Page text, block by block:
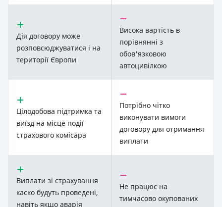
Дія договору може
розповсюджуватися і на
території Європи
Висока вартість в
порівнянні з
обов'язковою
автоцивілкою
Цілодобова підтримка та
виїзд на місце події
страхового комісара
Потрібно чітко
виконувати вимоги
договору для отримання
виплати
Виплати зі страхування
каско будуть проведені,
навіть якщо аварія
Не працює на
тимчасово окупованих